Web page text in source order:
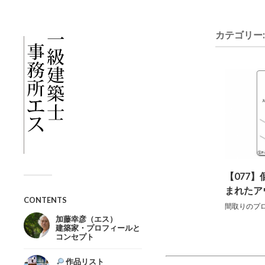
CONTENTS
加藤幸彦（エス）
建築家・プロフィールと
コンセプト
作品リスト
カテゴリー:
【077
まれた
間取りのプ